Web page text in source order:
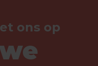
ons op